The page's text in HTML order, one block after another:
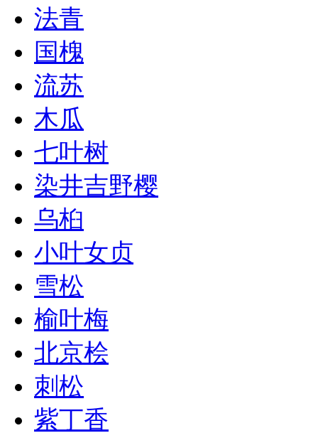
法青
国槐
流苏
木瓜
七叶树
染井吉野樱
乌桕
小叶女贞
雪松
榆叶梅
北京桧
刺松
紫丁香